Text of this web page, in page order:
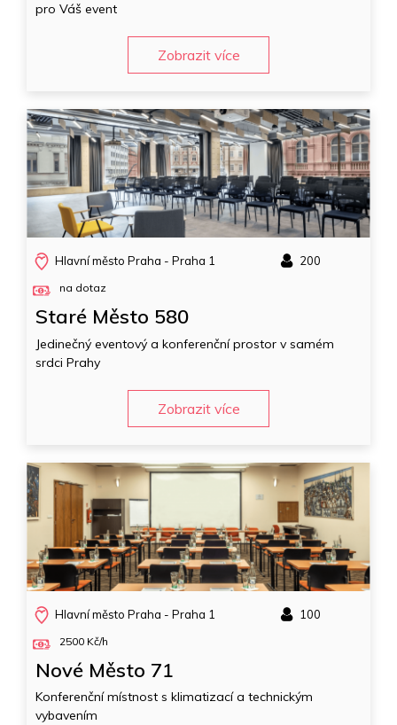
pro Váš event
Zobrazit více
Hlavní město Praha - Praha 1 200
na dotaz
Staré Město 580
Jedinečný eventový a konferenční prostor v samém
srdci Prahy
Zobrazit více
Hlavní město Praha - Praha 1 100
2500 Kč/h
Nové Město 71
Konferenční místnost s klimatizací a technickým
vybavením